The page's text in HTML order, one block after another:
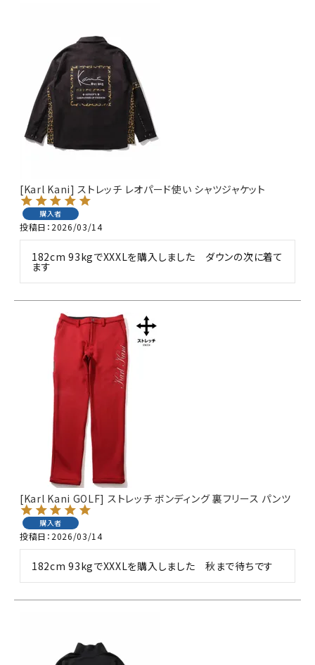
[Karl Kani] ストレッチ レオパード使い シャツジャケット
購入者
投稿日 2026/03/14
182cm 93kgでXXXLを購入しました　ダウンの次に着て
ます
[Karl Kani GOLF] ストレッチ ボンディング 裏フリース パンツ
購入者
投稿日 2026/03/14
182cm 93kgでXXXLを購入しました　秋まで待ちです